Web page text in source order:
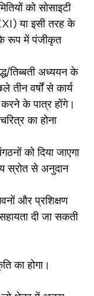
को सोसाइटी
या इसी तरह के
रूप में पंजीकृत
तिब्बती अध्ययन के
वर्षों से कार्य
के पात्र होंगे।
का होना
को दिया जाएगा
स्रोत से अनुदान
और प्रशिक्षण
दी जा सकती
का होगा।